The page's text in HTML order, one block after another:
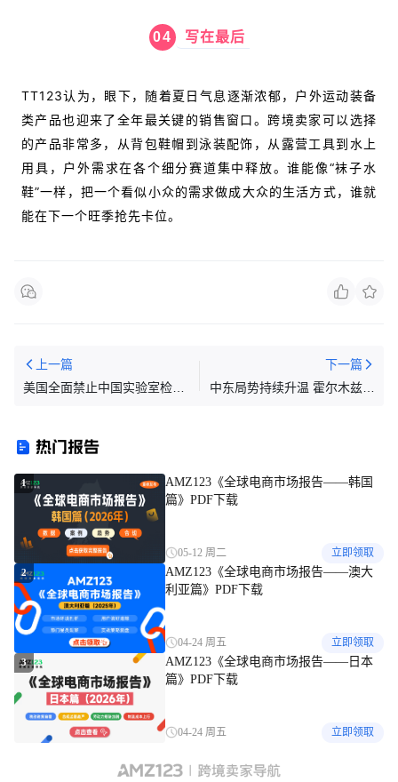
04 写在最后
TT123认为，眼下，随着夏日气息逐渐浓郁，户外运动装备
类产品也迎来了全年最关键的销售窗口。跨境卖家可以选择
的产品非常多，
从背包鞋帽到泳装配饰，从露营工具到水上
用具，户外需求在各个细分赛道集中释放。谁能像“袜子水
鞋”一样，把一个看似小众的需求做成大众的生活方式，谁就
能在下一个旺季抢先卡位。
上一篇
美国全面禁止中国实验室检测
下一篇
中东局势持续升温 霍尔木兹海
热门报告
1
AMZ123《全球电商市场报告——韩国
篇》PDF下载
05-12 周二 立即领取
2
AMZ123《全球电商市场报告——澳大
利亚篇》PDF下载
04-24 周五 立即领取
3
AMZ123《全球电商市场报告——日本
篇》PDF下载
04-24 周五 立即领取